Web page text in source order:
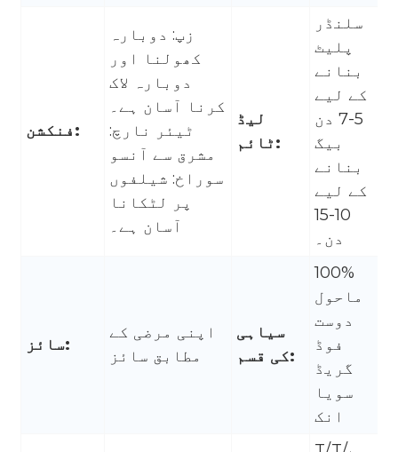
فنکشن:
زپ: دوبارہ
کھولنا اور
دوبارہ لاک
کرنا آسان ہے۔
ٹیئر نارچ:
مشرق سے آنسو
سوراخ: شیلفوں
پر لٹکانا
آسان ہے۔
لیڈ
ٹائم:
سلنڈر
پلیٹ
بنانے
کے لیے
5-7 دن
بیگ
بنانے
کے لیے
10-15
دن۔
سائز:
اپنی مرضی کے
مطابق سائز
سیاہی
کی قسم:
100%
ماحول
دوست
فوڈ
گریڈ
سویا
انک